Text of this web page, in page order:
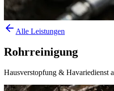
Alle Leistungen
Rohrreinigung
Hausverstopfung & Havariedienst